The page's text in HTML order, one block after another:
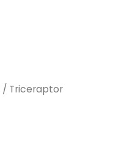
/ Triceraptor